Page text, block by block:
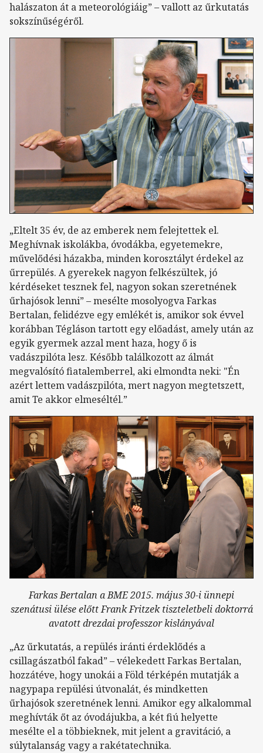
halászaton át a meteorológiáig” – vallott az űrkutatás
sokszínűségéről.
„Eltelt 35 év, de az emberek nem felejtettek el.
Meghívnak iskolákba, óvodákba, egyetemekre,
művelődési házakba, minden korosztályt érdekel az
űrrepülés. A gyerekek nagyon felkészültek, jó
kérdéseket tesznek fel, nagyon sokan szeretnének
űrhajósok lenni” – mesélte mosolyogva Farkas
Bertalan, felidézve egy emlékét is, amikor sok évvel
korábban Tégláson tartott egy előadást, amely után az
egyik gyermek azzal ment haza, hogy ő is
vadászpilóta lesz. Később találkozott az álmát
megvalósító fiatalemberrel, aki elmondta neki: "Én
azért lettem vadászpilóta, mert nagyon megtetszett,
amit Te akkor elmeséltél.”
Farkas Bertalan a BME 2015. május 30-i ünnepi
szenátusi ülése előtt Frank Fritzek tiszteletbeli doktorrá
avatott drezdai professzor kislányával
„Az űrkutatás, a repülés iránti érdeklődés a
csillagászatból fakad” – vélekedett Farkas Bertalan,
hozzátéve, hogy unokái a Föld térképén mutatják a
nagypapa repülési útvonalát, és mindketten
űrhajósok szeretnének lenni. Amikor egy alkalommal
meghívták őt az óvodájukba, a két fiú helyette
mesélte el a többieknek, mit jelent a gravitáció, a
súlytalanság vagy a rakétatechnika.